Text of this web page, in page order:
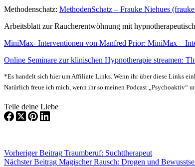
Methodenschatz: MethodenSchatz – Frauke Niehues
Arbeitsblatt zur Raucherentwöhnung mit
MiniMax- Interventionen von Manfred Prior: MiniMax –
Online Seminare zur klinischen Hypnotherapie streamen:
*Es handelt sich hier um Affiliate Links. Wenn ihr über diese Links
Natürlich freue ich mich, wenn ihr so meinen Podcast „Psychoaktiv“
Teile deine Liebe
VorherigerBeitrag Traumberuf: Suchttherapeut
NächsterBeitrag Magischer Rausch: Drogen und